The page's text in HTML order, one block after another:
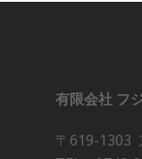
有限会社 フ
〒619-1303